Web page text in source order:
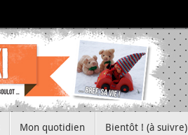
Mon quotidien Bientôt ! (à suivre)